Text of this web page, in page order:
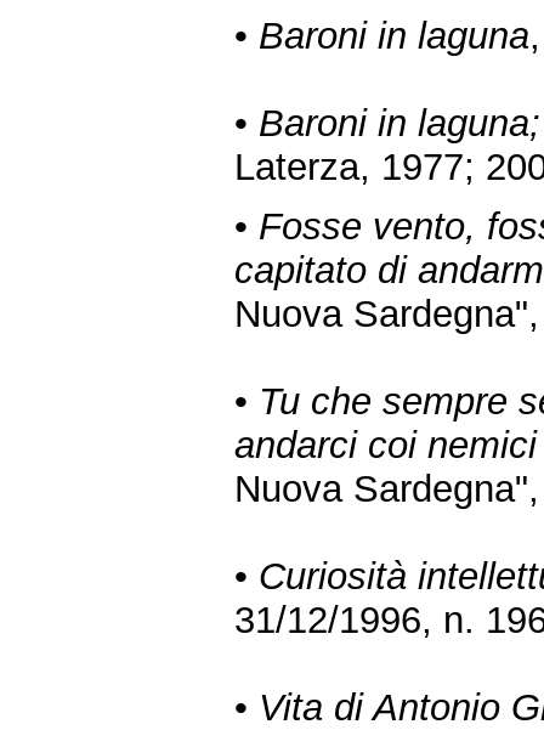
• Baroni in laguna
• Baroni in
Laterza, 1977;
• Fosse vento,
capitato di
Nuova
• Tu che sempre
andarci coi
Nuova
• Curiosità
31/12/1996, n.
• Vita di Antonio